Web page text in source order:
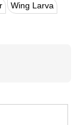
Wing Larva